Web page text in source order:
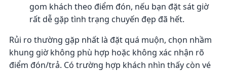
gom khách theo điểm đón, nếu bạn đặt sát giờ
rất dễ gặp tình trạng chuyến đẹp đã hết.
Rủi ro thường gặp nhất là đặt quá muộn, chọn nhầm
khung giờ không phù hợp hoặc không xác nhận rõ
điểm đón/trả. Có trường hợp khách nhìn thấy còn vé